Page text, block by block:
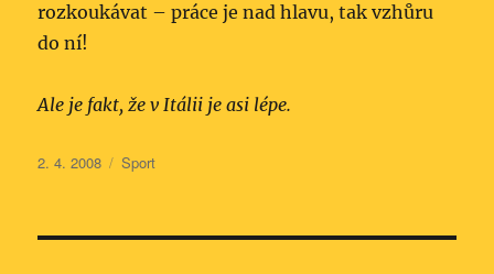
rozkoukávat – práce je nad hlavu, tak vzhůru
do ní!
Ale je fakt, že v Itálii je asi lépe.
Publikováno:
2. 4. 2008 Rubriky:
Sport